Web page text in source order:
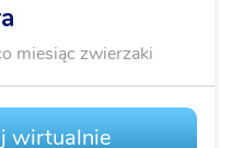
miesiąc zwierzaki
wirtualnie